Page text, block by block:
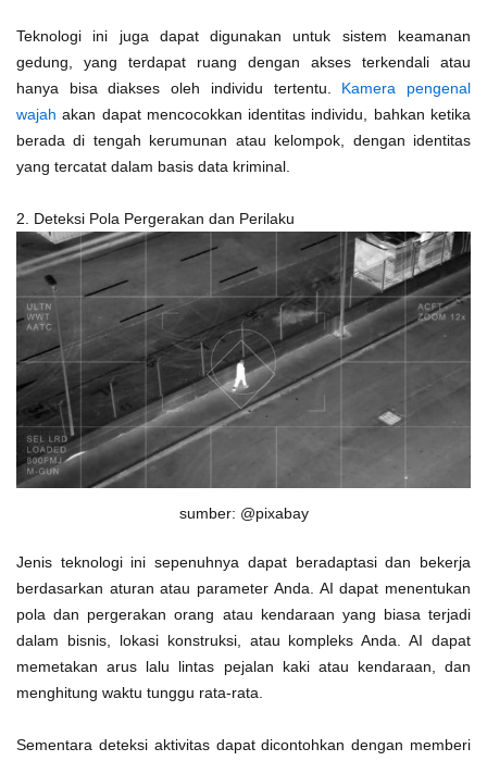
Teknologi ini juga dapat digunakan untuk sistem keamanan
gedung, yang terdapat ruang dengan akses terkendali atau
hanya bisa diakses oleh individu tertentu. Kamera pengenal
wajah akan dapat mencocokkan identitas individu, bahkan ketika
berada di tengah kerumunan atau kelompok, dengan identitas
yang tercatat dalam basis data kriminal.
2. Deteksi Pola Pergerakan dan Perilaku
sumber: @pixabay
Jenis teknologi ini sepenuhnya dapat beradaptasi dan bekerja
berdasarkan aturan atau parameter Anda. AI dapat menentukan
pola dan pergerakan orang atau kendaraan yang biasa terjadi
dalam bisnis, lokasi konstruksi, atau kompleks Anda. AI dapat
memetakan arus lalu lintas pejalan kaki atau kendaraan, dan
menghitung waktu tunggu rata-rata.
Sementara deteksi aktivitas dapat dicontohkan dengan memberi